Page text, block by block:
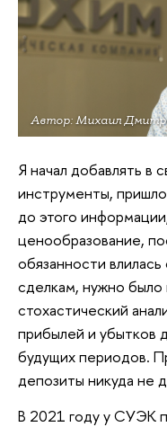
Автор: Михаил
Я начал добавлять в
инструменты,
до этого
ценообразование,
обязанности
сделкам, нужно
стохастический
прибылей и убытков
будущих периодов.
депозиты никуда не
В 2021 году у СУЭК